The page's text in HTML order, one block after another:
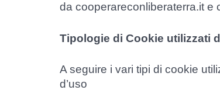
da cooperareconliberaterra.it e
Tipologie di Cookie utilizzati
A seguire i vari tipi di cookie
d’uso